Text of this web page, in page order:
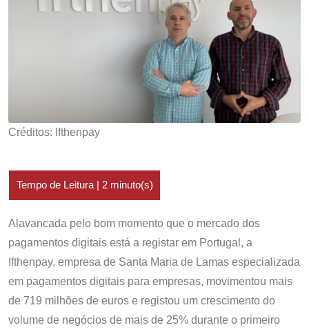
Créditos: Ifthenpay
Alavancada pelo bom momento que o mercado dos
pagamentos digitais está a registar em Portugal, a
Ifthenpay, empresa de Santa Maria de Lamas especializada
em pagamentos digitais para empresas, movimentou mais
de 719 milhões de euros e registou um crescimento do
volume de negócios de mais de 25% durante o primeiro